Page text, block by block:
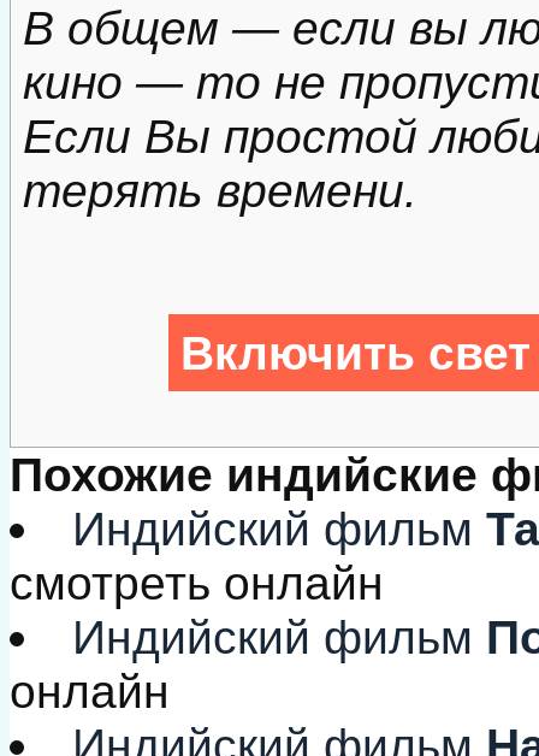
В общем — если вы
кино — то не
Если Вы простой
терять времени.
Включить
Похожие индийские
Индийский фильм
смотреть онлайн
Индийский фильм
онлайн
Индийский фильм